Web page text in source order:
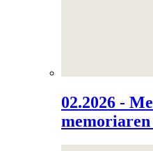
02.2026 -